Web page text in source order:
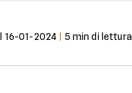
16-01-2024 5 min di lettura